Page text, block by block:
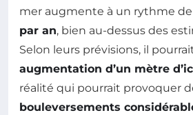
mer augmente à un rythme de
par an, bien au-dessus des
Selon leurs prévisions, il
augmentation d’un mètre
réalité qui pourrait provoquer
bouleversements